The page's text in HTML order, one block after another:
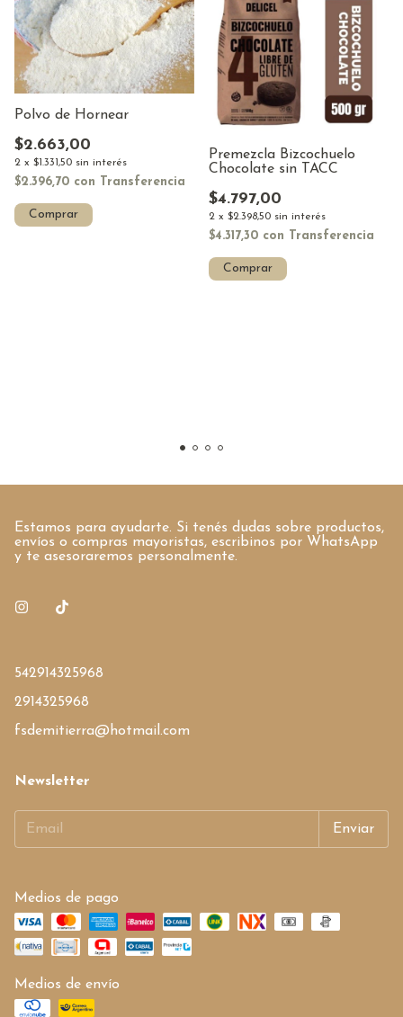
Polvo de Hornear
$2.663,00
2 x $1.331,50 sin interés
$2.396,70 con Transferencia
Comprar
Premezcla Bizcochuelo
Chocolate sin TACC
$4.797,00
2 x $2.398,50 sin interés
$4.317,30 con Transferencia
Comprar
Estamos para ayudarte. Si tenés dudas sobre productos,
envíos o compras mayoristas, escribinos por WhatsApp
y te asesoraremos personalmente.
542914325968
2914325968
fsdemitierra@hotmail.com
Newsletter
Medios de pago
Medios de envío